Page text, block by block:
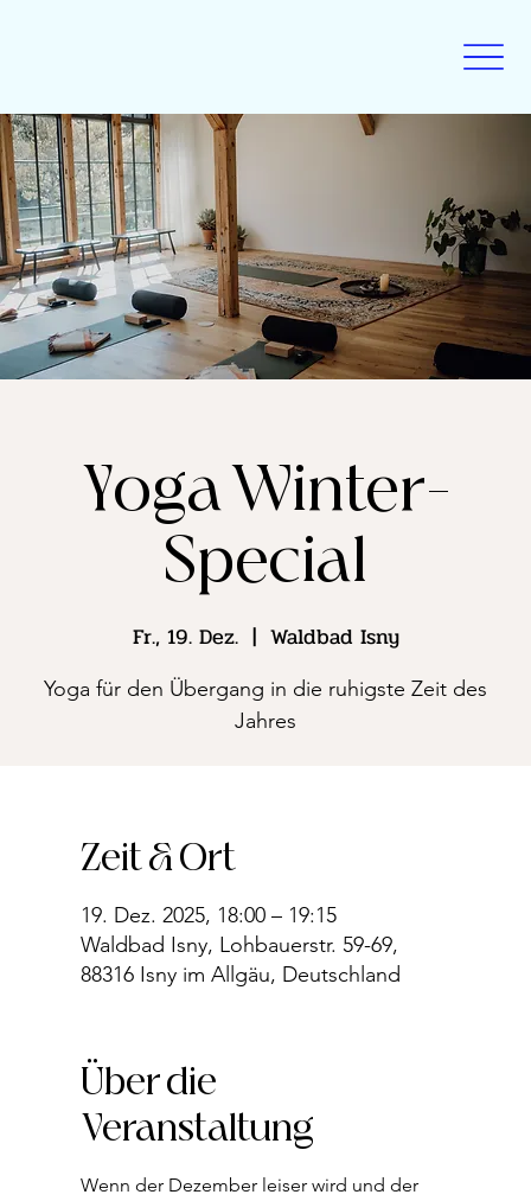
Yoga Winter-
Special
Fr., 19. Dez.
  |
Waldbad Isny
Yoga für den Übergang in die ruhigste Zeit des
Jahres
Zeit & Ort
19. Dez. 2025, 18:00 – 19:15
Waldbad Isny, Lohbauerstr. 59-69,
88316 Isny im Allgäu, Deutschland
Über die
Veranstaltung
Wenn der Dezember leiser wird und der